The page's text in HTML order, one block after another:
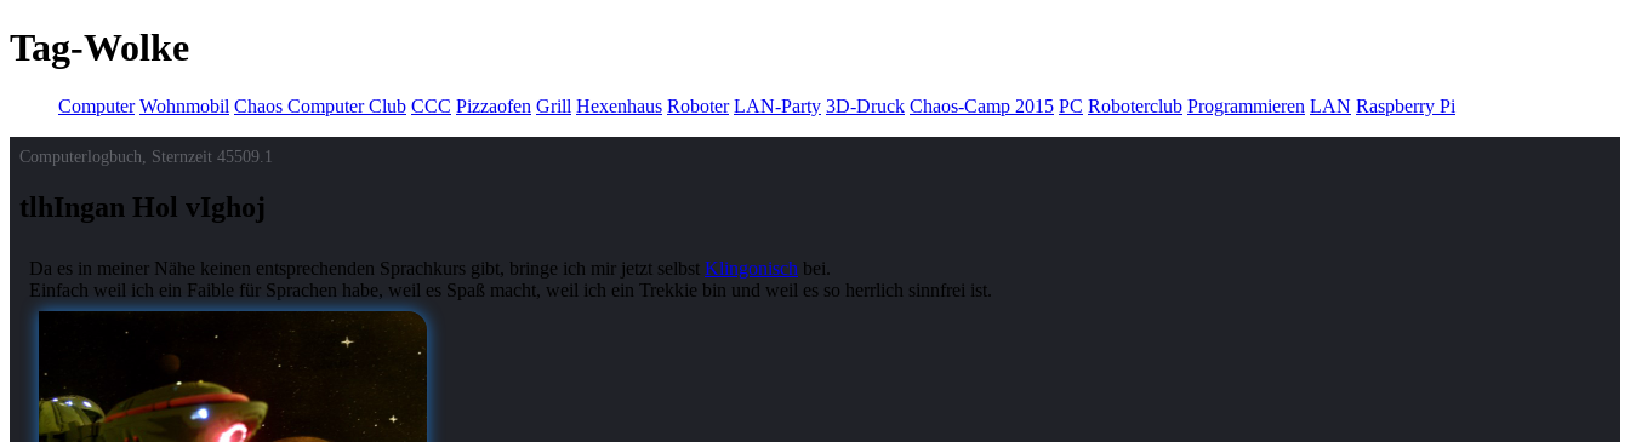
Tag-Wolke
Computer Wohnmobil Chaos Computer Club CCC Pizzaofen Grill Hexenhaus Roboter LAN-Party 3D-Druck Chaos-Camp 2015 PC Roboterclub Programmieren LAN Raspberry Pi
Computerlogbuch, Sternzeit 45509.1
tlhIngan Hol vIghoj
Da es in meiner Nähe keinen entsprechenden Sprachkurs gibt, bringe ich mir jetzt selbst Klingonisch bei.